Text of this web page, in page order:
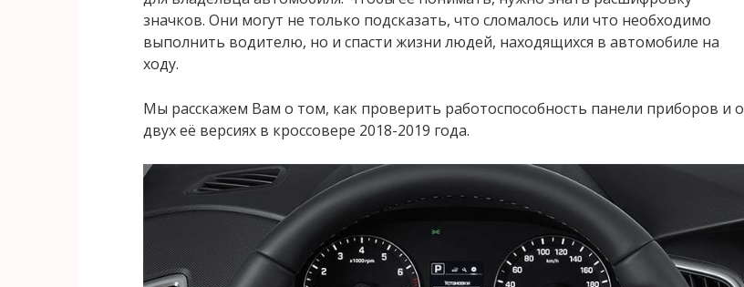
значков. Они могут не только подсказать, что сломалось или что необходимо
выполнить водителю, но и спасти жизни людей, находящихся в автомобиле на
ходу.
Мы расскажем Вам о том, как проверить работоспособность панели приборов и о
двух её версиях в кроссовере 2018-2019 года.